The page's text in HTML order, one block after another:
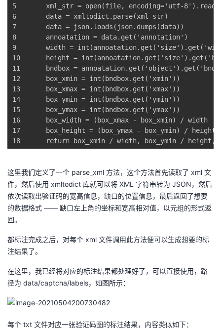
5
6
7
8
9
10
11
12
13
14
15
16
17
18
    xml_str = open(file, encoding=
'utf-8'
    data = xmltodict.parse(xml_str)
    data = json.loads(json.dumps(data))
    annoatation = data.get(
'annotation' )
    width = int(annoatation.get(
'size' ).get(
    height = int(annoatation.get(
'size' ).get(
    bndbox = annoatation.get(
'object' ).get(
    box_xmin = int(bndbox.get(
'xmin' ))
    box_xmax = int(bndbox.get(
'xmax' ))
    box_ymin = int(bndbox.get(
'ymin' ))
    box_ymax = int(bndbox.get(
'ymax' ))
    box_width = (box_xmax - box_xmin) / width
    box_height = (box_ymax - box_ymin) / height
return box_xmin / width, box_ymin /
这里我们定义了一个 parse_xml 方法，这个方法首先读取了 xml 文
件，然后使用 xmltodict 库就可以将 XML 字符串转为 JSON，然后
依次读取出验证码的宽高信息，缺口的位置信息，最后返回了想要
的数据格式 —— 缺口左上角的坐标和宽高相对值，以元组的形式返
回。
都标注完成之后，对每个 xml 文件调用此方法便可以生成想要的标
注结果了。
在这里，我已经将对应的标注结果都处理好了，可以直接使用，路
径为 data/captcha/labels，如图所示：
每个 txt 文件对应一张验证码图的标注结果，内容类似如下：